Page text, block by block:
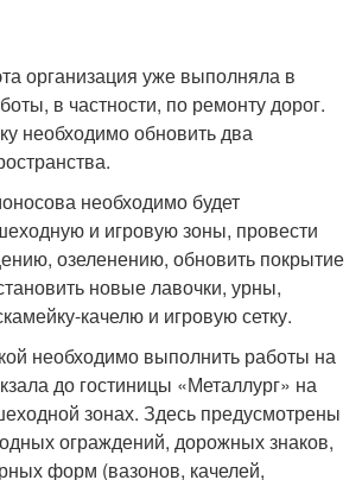
организация уже выполняла в
в частности, по ремонту дорог.
необходимо обновить два
необходимо будет
и игровую зоны, провести
озеленению, обновить покрытие
новые лавочки, урны,
качелю и игровую сетку.
необходимо выполнить работы на
до гостиницы «Металлург» на
зонах. Здесь предусмотрены
ограждений, дорожных знаков,
форм (вазонов, качелей,